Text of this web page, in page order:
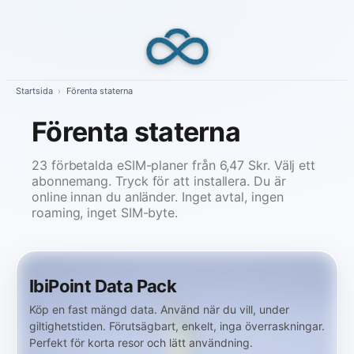
Startsida › Förenta staterna
Förenta staterna
23 förbetalda eSIM-planer från 6,47 Skr. Välj ett
abonnemang. Tryck för att installera. Du är
online innan du anländer. Inget avtal, ingen
roaming, inget SIM-byte.
IbiPoint Data Pack
Köp en fast mängd data. Använd när du vill, under
giltighetstiden. Förutsägbart, enkelt, inga överraskningar.
Perfekt för korta resor och lätt användning.